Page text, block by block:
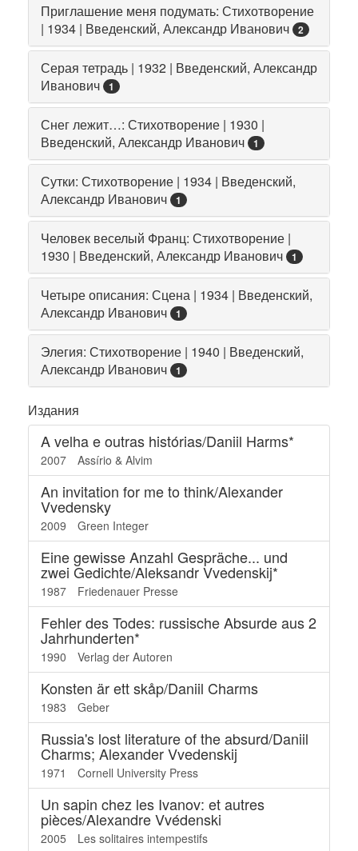
Приглашение меня подумать: Стихотворение
| 1934 | Введенский, Александр Иванович
2
Серая тетрадь | 1932 | Введенский, Александр
Иванович
1
Снег лежит…: Стихотворение | 1930 |
Введенский, Александр Иванович
1
Сутки: Стихотворение | 1934 | Введенский,
Александр Иванович
1
Человек веселый Франц: Стихотворение |
1930 | Введенский, Александр Иванович
1
Четыре описания: Сцена | 1934 | Введенский,
Александр Иванович
1
Элегия: Стихотворение | 1940 | Введенский,
Александр Иванович
1
Издания
A velha e outras histórias/Daniil Harms*
2007 Assírio & Alvim
An invitation for me to think/Alexander
Vvedensky
2009 Green Integer
Eine gewisse Anzahl Gespräche... und
zwei Gedichte/Aleksandr Vvedenskij*
1987 Friedenauer Presse
Fehler des Todes: russische Absurde aus 2
Jahrhunderten*
1990 Verlag der Autoren
Konsten är ett skåp/Daniil Charms
1983 Geber
Russia's lost literature of the absurd/Daniil
Charms; Alexander Vvedenskij
1971 Cornell University Press
Un sapin chez les Ivanov: et autres
pièces/Alexandre Vvédenski
2005 Les solitaires intempestifs